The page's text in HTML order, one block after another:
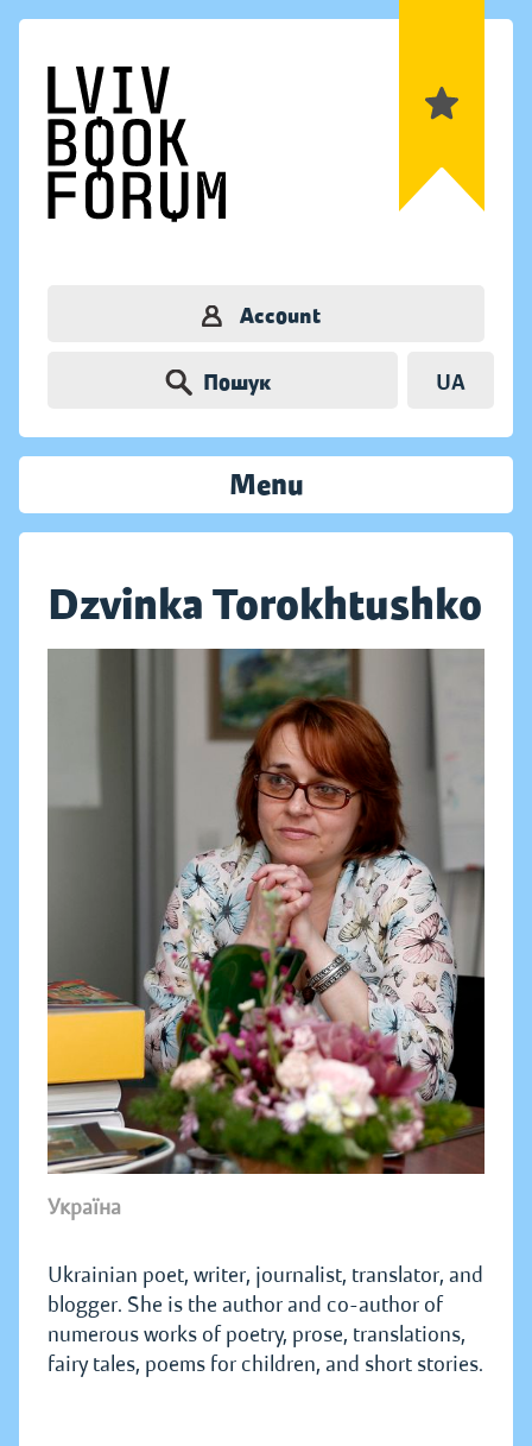
Account
Пошук UA
Menu
Dzvinka Torokhtushko
Україна
Ukrainian poet, writer, journalist, translator, and
blogger. She is the author and co-author of
numerous works of poetry, prose, translations,
fairy tales, poems for children, and short stories.